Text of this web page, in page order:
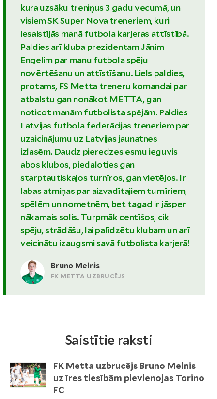
kura uzsāku treniņus 3 gadu vecumā, un
visiem SK Super Nova treneriem, kuri
iesaistījās manā futbola karjeras attīstībā.
Paldies arī kluba prezidentam Jānim
Engelim par manu futbola spēju
novērtēšanu un attīstīšanu. Liels paldies,
protams, FS Metta treneru komandai par
atbalstu gan nonākot METTA, gan
noticot manām futbolista spējām. Paldies
Latvijas futbola federācijas treneriem par
uzaicinājumu uz Latvijas jaunatnes
izlasēm. Daudz pieredzes esmu ieguvis
abos klubos, piedaloties gan
starptautiskajos turnīros, gan vietējos. Ir
labas atmiņas par aizvadītajiem turnīriem,
spēlēm un nometnēm, bet tagad ir jāsper
nākamais solis. Turpmāk centīšos, cik
spēju, strādāšu, lai palīdzētu klubam un arī
veicinātu izaugsmi savā futbolista karjerā!
Bruno Melnis
FK METTA UZBRUCĒJS
Saistītie raksti
FK Metta uzbrucējs Bruno Melnis
uz īres tiesībām pievienojas Torino
FC